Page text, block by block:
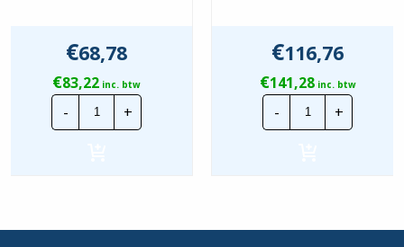
Materiaal behuizing pc (polycarbonaat)
Materiaal optiek pc (polycarbonaat)
€68,78
€83,22 inc. btw
-
Ledvance
dampproof
armatuur
+
€116,76
€141,28inc. btw
-
Adurolight
LED
Dave
|
+